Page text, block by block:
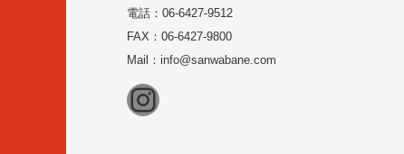
電話：06-6427-9512
FAX：06-6427-9800
Mail：info@sanwabane.com
Instagram